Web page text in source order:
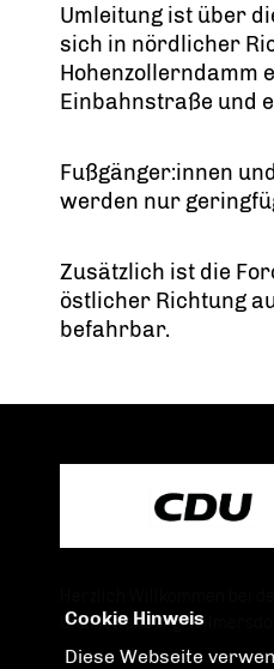
Umleitung ist über
sich in nördlicher
Hohenzollerndamm
Einbahnstraße und
Fußgänger:innen
werden nur
Zusätzlich ist die
östlicher Richtung
befahrbar.
Charlottenburg-
Cookie Hinweis
Diese Webseite